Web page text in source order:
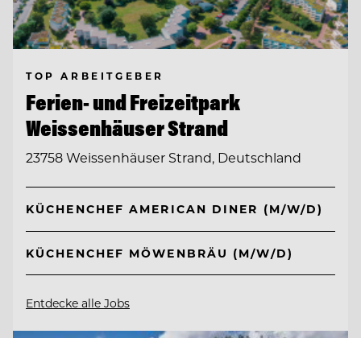
TOP ARBEITGEBER
Ferien- und Freizeitpark
Weissenhäuser Strand
23758 Weissenhäuser Strand, Deutschland
KÜCHENCHEF AMERICAN DINER (M/W/D)
KÜCHENCHEF MÖWENBRÄU (M/W/D)
Entdecke alle Jobs